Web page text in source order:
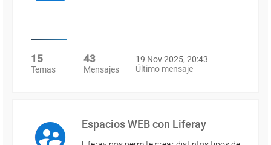
15
Temas
43
Mensajes
19 Nov 2025, 20:43
Último mensaje
Espacios WEB con Liferay